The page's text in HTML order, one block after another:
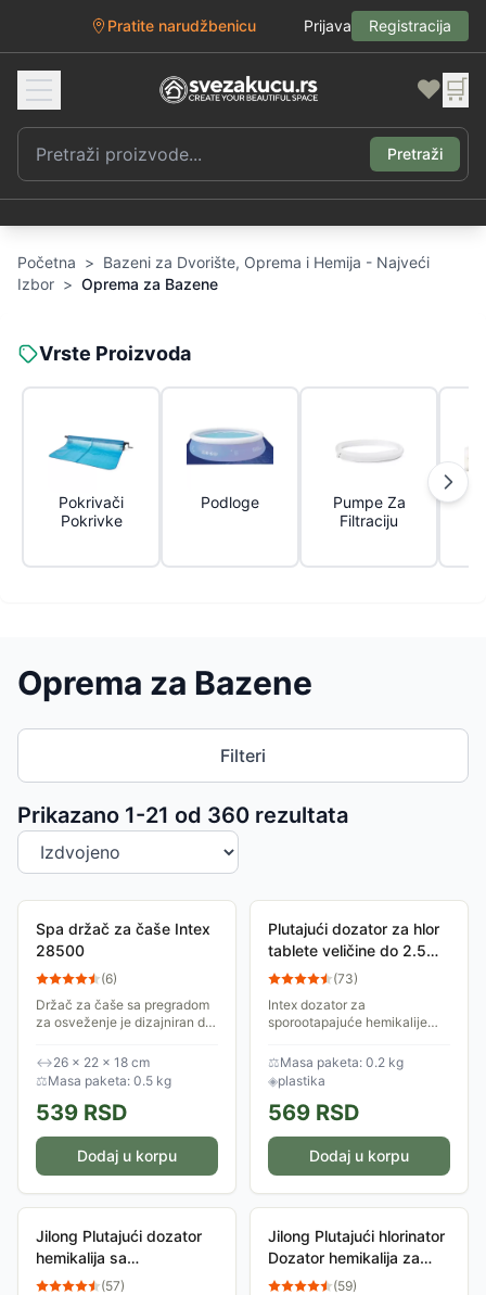
Pratite narudžbenicu Prijava Registracija
❤️ 🛒
Pretraži
Početna > Bazeni za Dvorište, Oprema i Hemija - Najveći
Izbor > Oprema za Bazene
Vrste Proizvoda
Pokrivači
Pokrivke
Podloge
Pumpe Za
Filtraciju
Oprema za Bazene
Filteri
Prikazano 1-21 od 360 rezultata
Sortiranje proizvoda
Spa držač za čaše Intex
28500
(6)
Držač za čaše sa pregradom
za osveženje je dizajniran da
đakuzija ili bazena.
↔26 × 22 × 18 cm
⚖Masa paketa: 0.5 kg
539 RSD
Dodaj u korpu
Plutajući dozator za hlor
tablete veličine do 2.5
cm Intex 29040
(73)
Intex dozator za
sporootapajuće hemikalije
Idealan je za bazene prečnika
do 3.6 m. Napravljen je od
plastike. Lako...
⚖Masa paketa: 0.2 kg
◈plastika
569 RSD
Dodaj u korpu
Jilong Plutajući dozator
hemikalija sa
termometrom za bazene
(57)
Jilong Plutajući hlorinator
Dozator hemikalija za
bazene 290468
(59)